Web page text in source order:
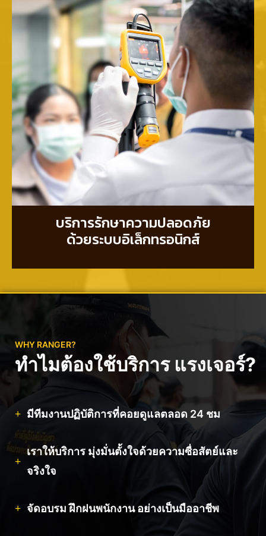
บริการรักษาความปลอดภัย
ด้วยระบบอิเล็กทรอนิกส์
WHY RANGER?
ทำไมต้องใช้บริการ แรงเจอร์?
มีทีมงานปฏิบัติการที่คอยดูแลตลอด 24 ชม
เราให้บริการ มุ่งมั่นตั้งใจด้วยความซื่อสัตย์และ
จริงใจ
จัดอบรม ฝึกฝนพนักงาน อย่างเป็นมืออาชีพ